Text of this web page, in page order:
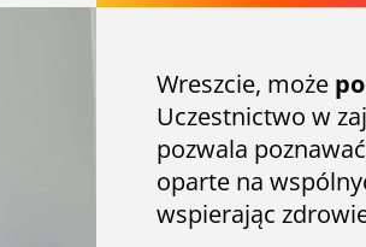
Wreszcie, może
Uczestnictwo w
pozwala
oparte na
wspierając